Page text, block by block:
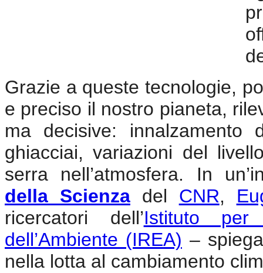
Grazie a queste tecnologie,
e preciso il nostro pianeta,
ma decisive: innalzamento
ghiacciai, variazioni del
serra nell’atmosfera. In
della Scienzadel CNR,
ricercatori dell’Istituto per
dell’Ambiente (IREA) –
nella lotta al cambiamento